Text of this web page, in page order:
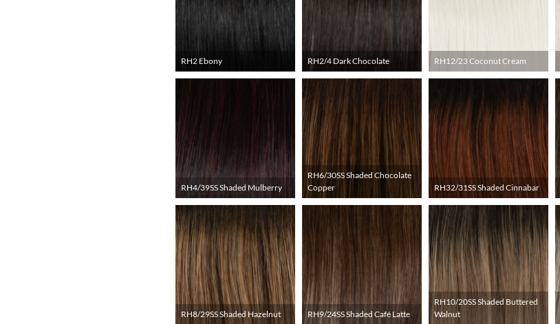
RH2 Ebony RH2/4 Dark Chocolate RH12/23 Coconut Cream
RH4/39SS Shaded Mulberry
RH6/30SS Shaded Chocolate
Copper
RH32/31SS Shaded Cinnabar
RH8/29SS Shaded Hazelnut RH9/24SS Shaded Café Latte
RH10/20SS Shaded Buttered
Walnut